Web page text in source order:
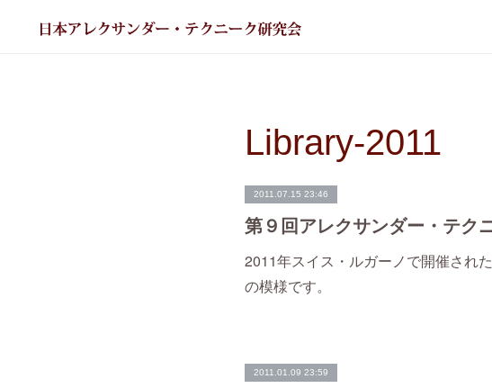
Library-2011
2011.07.15 23:46
2011年スイス・ルガーノで開催され
の模様です。
2011.01.09 23:59